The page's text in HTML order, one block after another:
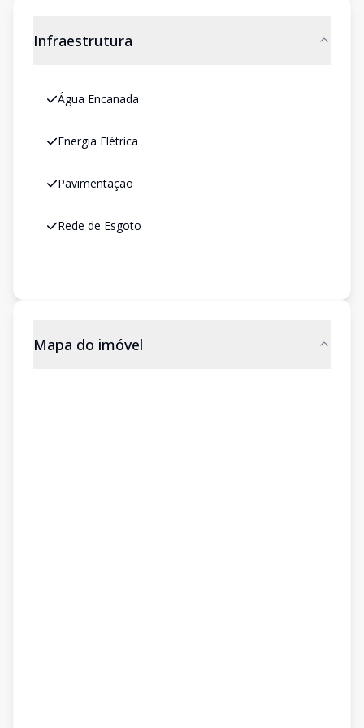
Infraestrutura
Água Encanada
Energia Elétrica
Pavimentação
Rede de Esgoto
Mapa do imóvel